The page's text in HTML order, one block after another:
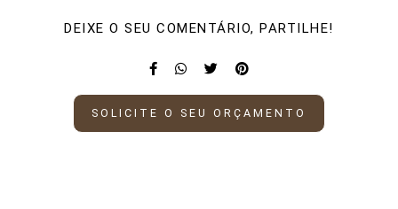
DEIXE O SEU COMENTÁRIO, PARTILHE!
SOLICITE O SEU ORÇAMENTO